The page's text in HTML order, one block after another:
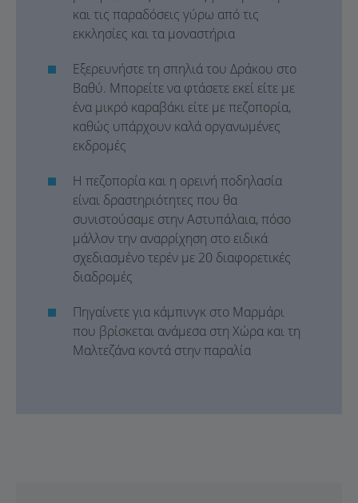
και τις παραδόσεις γύρω από τις
εκκλησίες και τα μοναστήρια
Εξερευνήστε τη σπηλιά του Δράκου στο
Βαθύ. Μπορείτε να φτάσετε εκεί είτε με
ένα μικρό καραβάκι είτε με πεζοπορία,
καθώς υπάρχουν καλά οργανωμένες
εκδρομές
Η πεζοπορία και η ορεινή ποδηλασία
είναι δραστηριότητες που θα
συνιστούσαμε στην Αστυπάλαια, πόσο
μάλλον την αναρρίχηση στο ειδικά
σχεδιασμένο τερέν με 20 διαφορετικές
διαδρομές
Πηγαίνετε για κάμπινγκ στο Μαρμάρι
που βρίσκεται ανάμεσα στη Χώρα και τη
Μαλτεζάνα κοντά στην παραλία